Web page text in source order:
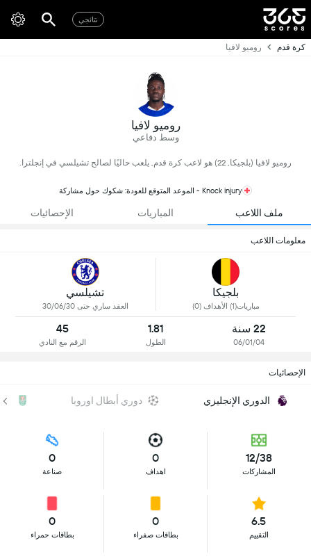
نتائجي
كرة قدم روميو لافيا
روميو لافيا
وسط دفاعي
روميو لافيا (بلجيكا, 22) هو لاعب كرة قدم, يلعب حاليًا لصالح تشيلسي في إنجلترا.
Knock injury - الموعد المتوقع للعودة: شكوك حول مشاركة
ملف اللاعب المباريات الإحصائيات
معلومات اللاعب
بلجيكا
مباريات(1) الأهداف (0)
تشيلسي
العقد ساري حتى 30/06/30
22 سنة
06/01/04
1.81
الطول
45
الرقم مع النادي
الإحصائيات
الدوري الإنجليزي دوري أبطال اوروبا
12/38
المشاركات
0
اهداف
0
صناعة
6.5
التقييم
0
بطاقات صفراء
0
بطاقات حمراء